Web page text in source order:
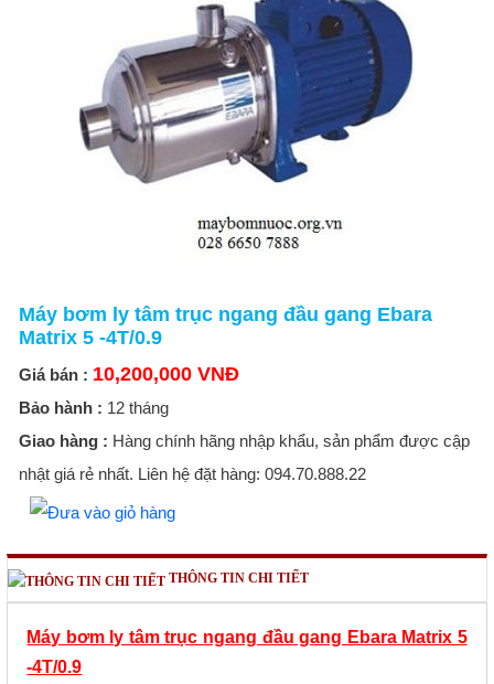
Máy bơm ly tâm trục ngang đầu gang Ebara
Matrix 5 -4T/0.9
Giá bán : 10,200,000 VNĐ
Bảo hành : 12 tháng
Giao hàng : Hàng chính hãng nhập khẩu, sản phẩm được cập
nhật giá rẻ nhất. Liên hệ đặt hàng: 094.70.888.22
THÔNG TIN CHI TIẾT
Máy bơm ly tâm trục ngang đầu gang Ebara Matrix 5
-4T/0.9